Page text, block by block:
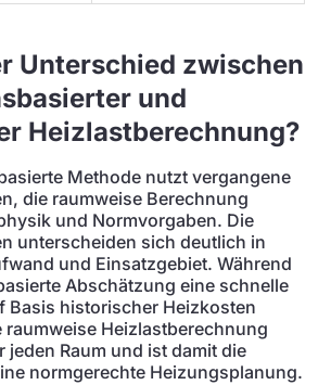
Unterschied zwischen
und
Heizlastberechnung?
Methode nutzt vergangene
die raumweise Berechnung
und Normvorgaben. Die
unterscheiden sich deutlich in
und Einsatzgebiet. Während
Abschätzung eine schnelle
Basis historischer Heizkosten
raumweise Heizlastberechnung
jeden Raum und ist damit die
normgerechte Heizungsplanung.